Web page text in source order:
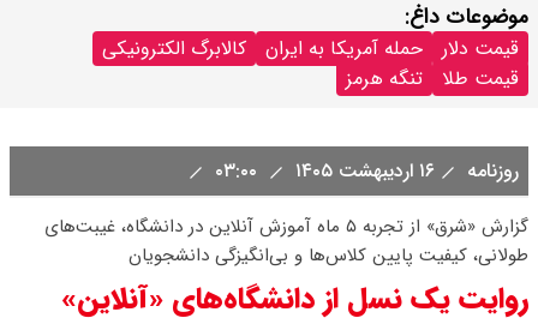
موضوعات داغ:
قیمت دلار حمله آمریکا به ایران
کالابرگ الکترونیکی
قیمت طلا
تنگه هرمز
روزنامه ۱۶ اردیبهشت ۱۴۰۵
گزارش «شرق» از تجربه ۵ ماه آموزش آنلاین در دانشگاه، غیبت‌‌های
طولانی، کیفیت پایین کلاس‌ها و بی‌انگیزگی دانشجویان
روایت یک نسل از دانشگاه‌های «آنلاین»